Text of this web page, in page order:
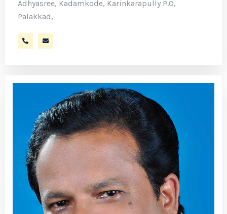
Adhyasree, Kadamkode, Karinkarapully P.O,
Palakkad,
9447354070